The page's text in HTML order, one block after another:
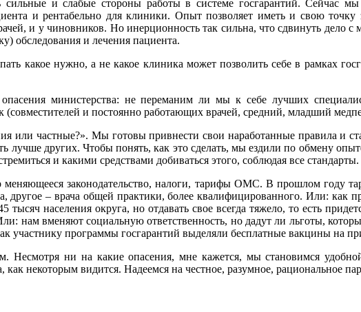
и слабые стороны работы в системе госгарантий. Сейчас
и рентабельно для клиники. Опыт позволяет иметь и свою
и у чиновников. Но инерционность так сильна, что сдвинуть дело с
обследования и лечения пациента.
какое нужно, а не какое клиника может позволить себе в рамках
министерства: не переманим ли мы к себе лучших
(совместителей и постоянно работающих врачей, средний, младший
или частные?». Мы готовы привнести свои наработанные правила и
лучше других. Чтобы понять, как это сделать, мы ездили по обмену
и какими средствами добиваться этого, соблюдая все стандарты.
меняющееся законодательство, налоги, тарифы ОМС. В прошлом году
другое – врача общей практики, более квалифицированного. Или: как
населения округа, но отдавать свое всегда тяжело, то есть
нам вменяют социальную ответственность, но дадут ли льготы,
участнику программы госгарантий выделяли бесплатные вакцины на
Несмотря ни на какие опасения, мне кажется, мы становимся
некоторым видится. Надеемся на честное, разумное, рациональное